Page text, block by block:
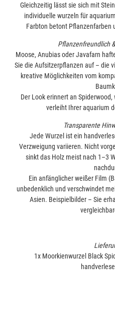
Gleichzeitig lässt sie sich mit
individuelle wurzeln für
Farbton betont Pflanzenfarben
Pflanzenfreundlich
Moose, Anubias oder Javafarn
Sie die Aufsitzerpflanzen auf – die
kreative Möglichkeiten vom
Der Look erinnert an
verleiht Ihrer aquarium
Transparente
Jede Wurzel ist ein
Verzweigung variieren. Nicht
sinkt das Holz meist nach 1–3
Ein anfänglicher weißer Film
unbedenklich und verschwindet
Asien. Beispielbilder – Sie
1x Moorkienwurzel Black